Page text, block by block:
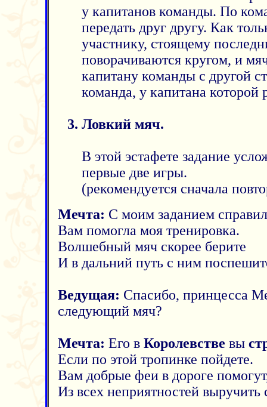
у капитанов команды. По
передать друг другу. Как
участнику, стоящему
поворачиваются кругом, и
капитану команды с другой
команда, у капитана которой
Ловкий мяч.
В этой эстафете задание
первые две игры.
(рекомендуется сначала
Мечта: С моим заданием
Вам помогла моя тренировка.
Волшебный мяч скорее берите
И в дальний путь с ним
Ведущая: Спасибо, принцесса
следующий мяч?
Мечта: Его в Королевстве вы
Если по этой тропинке пойдете.
Вам добрые феи в дороге
Из всех неприятностей выручить